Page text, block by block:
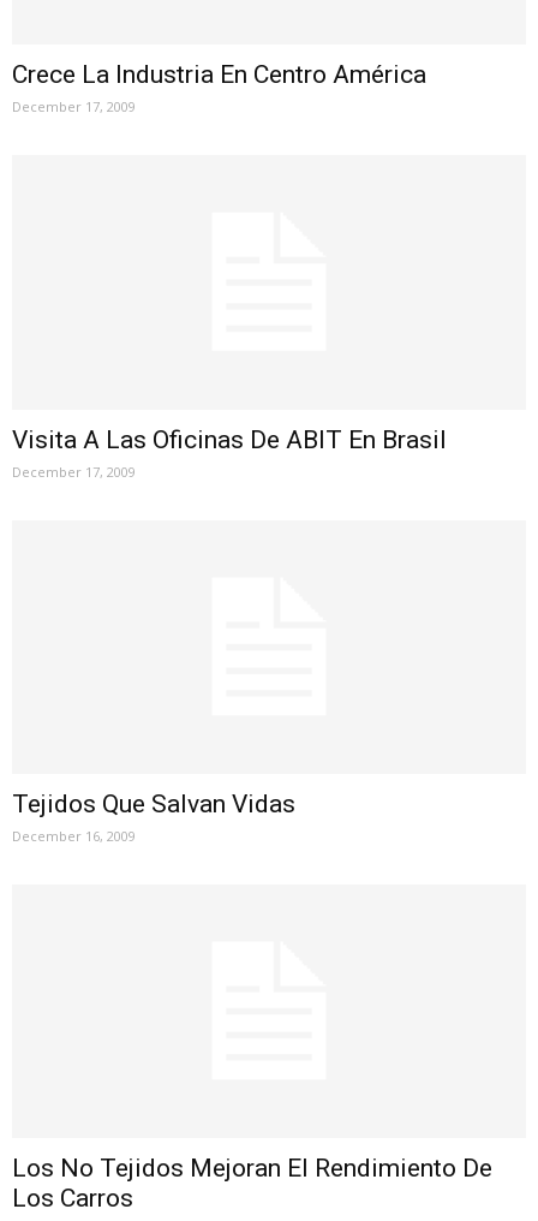
Crece La Industria En Centro América
December 17, 2009
Visita A Las Oficinas De ABIT En Brasil
December 17, 2009
Tejidos Que Salvan Vidas
December 16, 2009
Los No Tejidos Mejoran El Rendimiento De
Los Carros